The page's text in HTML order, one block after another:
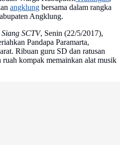
angklung bersama dalam rangka
Angklung.
SCTV, Senin (22/5/2017),
Pandapa Paramarta,
Ribuan guru SD dan ratusan
kompak memainkan alat musik